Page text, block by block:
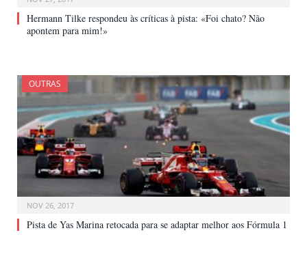
Hermann Tilke respondeu às críticas à pista: «Foi chato? Não
apontem para mim!»
OUTRAS
NOV 26, 2017
Pista de Yas Marina retocada para se adaptar melhor aos Fórmula 1